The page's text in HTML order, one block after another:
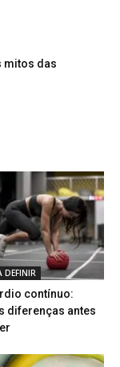
mitos das
DEFINIR
contínuo:
diferenças antes